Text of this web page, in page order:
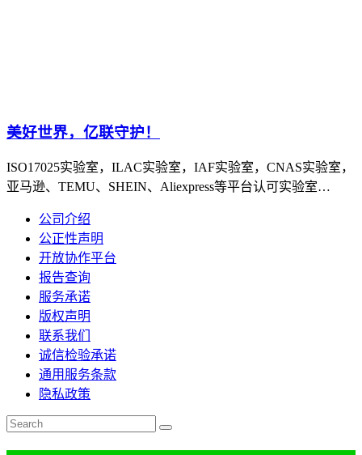
美好世界，亿联守护！
ISO17025实验室，ILAC实验室，IAF实验室，CNAS实验室，
亚马逊、TEMU、SHEIN、Aliexpress等平台认可实验室…
公司介绍
公正性声明
开放协作平台
报告查询
服务承诺
版权声明
联系我们
诚信检验承诺
通用服务条款
隐私政策